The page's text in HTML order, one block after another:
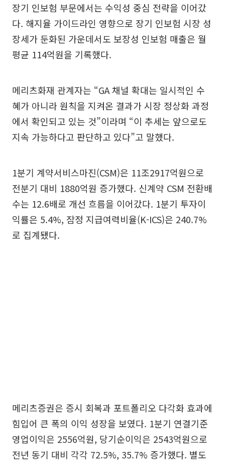
장기 인보험 부문에서는 수익성 중심 전략을 이어갔
다. 해지율 가이드라인 영향으로 장기 인보험 시장 성
장세가 둔화된 가운데서도 보장성 인보험 매출은 월
평균 114억원을 기록했다.
메리츠화재 관계자는 “GA 채널 확대는 일시적인 수
혜가 아니라 원칙을 지켜온 결과가 시장 정상화 과정
에서 확인되고 있는 것”이라며 “이 추세는 앞으로도
지속 가능하다고 판단하고 있다”고 말했다.
1분기 계약서비스마진(CSM)은 11조2917억원으로
전분기 대비 1880억원 증가했다. 신계약 CSM 전환배
수는 12.6배로 개선 흐름을 이어갔다. 1분기 투자이
익률은 5.4%, 잠정 지급여력비율(K-ICS)은 240.7%
로 집계됐다.
메리츠증권은 증시 회복과 포트폴리오 다각화 효과에
힘입어 큰 폭의 이익 성장을 보였다. 1분기 연결기준
영업이익은 2556억원, 당기순이익은 2543억원으로
전년 동기 대비 각각 72.5%, 35.7% 증가했다. 별도